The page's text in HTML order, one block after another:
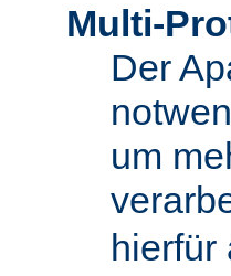
Multi-
Der
um
hierfür